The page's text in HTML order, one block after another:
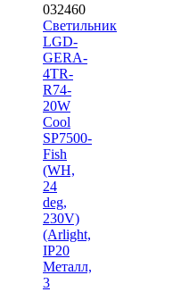
032460
Светильник
LGD-
GERA-
4TR-
R74-
20W
Cool
SP7500-
Fish
(WH,
24
deg,
230V)
(Arlight,
IP20
Металл,
3